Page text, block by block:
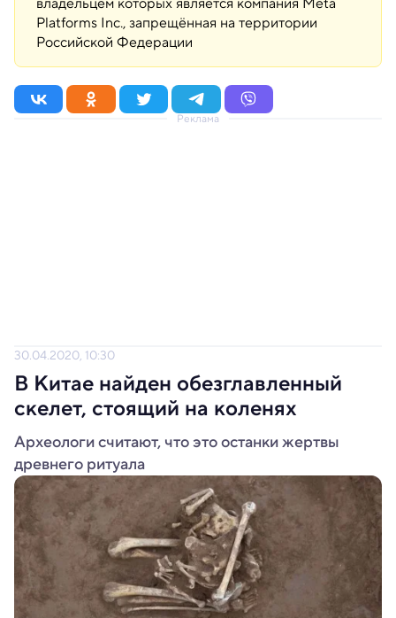
Platforms Inc., запрещённая на территории
Российской Федерации
Реклама
30.04.2020, 10:30
В Китае найден обезглавленный
скелет, стоящий на коленях
Археологи считают, что это останки жертвы
древнего ритуала